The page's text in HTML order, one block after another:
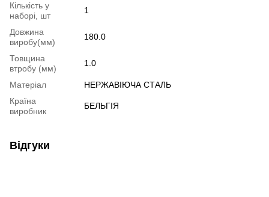
Кількість у
наборі, шт
1
Довжина
виробу(мм)
180.0
Товщина
втробу (мм)
1.0
Матеріал
НЕРЖАВІЮЧА СТАЛЬ
Країна
виробник
БЕЛЬГІЯ
Відгуки